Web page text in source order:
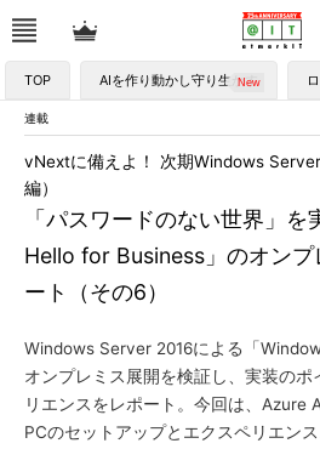
TOP AIを作り動かし守り生かす
連載
「パスワードのない世界」
Hello for Business」のオン
ート（その6）
vNextに備えよ！ 次期Windows
編）
Windows Server 2016による「
オンプレミス展開を検証し、実装の
リエンスをレポート。今回は、Azure
PCのセットアップとエクスペリエン